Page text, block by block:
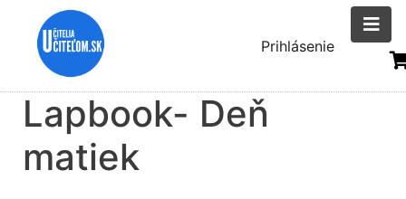
Menu
účtu
Prihlásenie
Lapbook- Deň
matiek